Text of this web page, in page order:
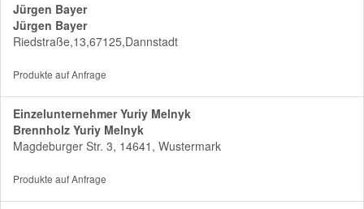
Jürgen Bayer
Jürgen Bayer
Riedstraße,13,67125,Dannstadt
Produkte auf Anfrage
Einzelunternehmer Yuriy Melnyk
Brennholz Yuriy Melnyk
Magdeburger Str. 3, 14641, Wustermark
Produkte auf Anfrage